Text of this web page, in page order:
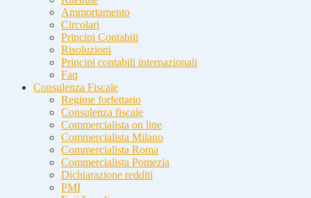
Ammortamento
Circolari
Principi Contabili
Risoluzioni
Principi contabili internazionali
Faq
Consulenza Fiscale
Regime forfettario
Consulenza fiscale
Commercialista on line
Commercialista Milano
Commercialista Roma
Commercialista Pomezia
Dichiarazione redditi
PMI